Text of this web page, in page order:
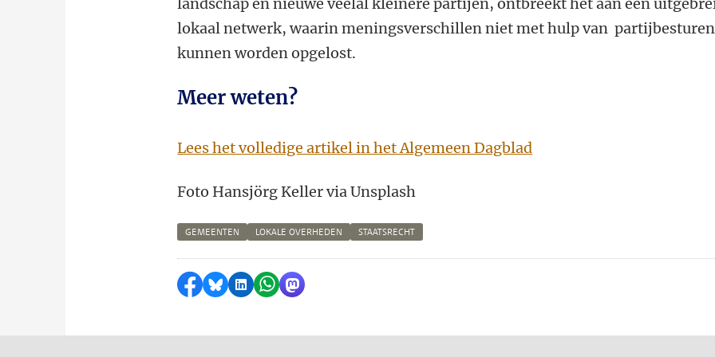
lokaal netwerk, waarin meningsverschillen niet met hulp van partijbesturen
kunnen worden opgelost.
Meer weten?
Lees het volledige artikel in het Algemeen Dagblad
Foto Hansjörg Keller via Unsplash
GEMEENTEN LOKALE OVERHEDEN STAATSRECHT
Delen op Facebook
Delen via Bluesky
Delen op LinkedIn
Delen via WhatsApp
Delen via Mastodon